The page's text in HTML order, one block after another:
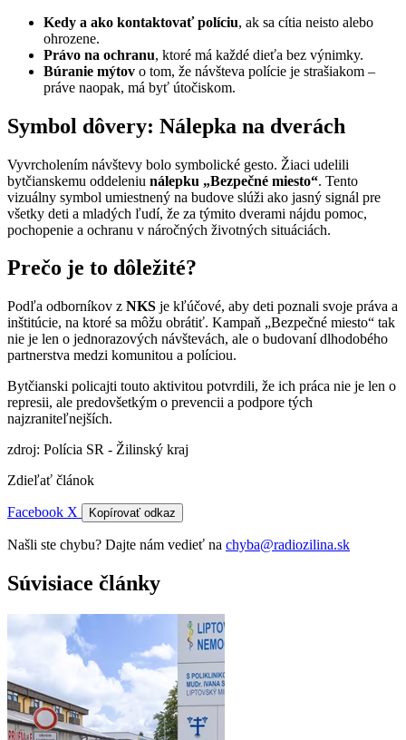
Kedy a ako kontaktovať políciu, ak sa cítia neisto alebo
ohrozene.
Právo na ochranu, ktoré má každé dieťa bez výnimky.
Búranie mýtov o tom, že návšteva polície je strašiakom –
práve naopak, má byť útočiskom.
Symbol dôvery: Nálepka na dverách
Vyvrcholením návštevy bolo symbolické gesto. Žiaci udelili
bytčianskemu oddeleniu nálepku „Bezpečné miesto“. Tento
vizuálny symbol umiestnený na budove slúži ako jasný signál pre
všetky deti a mladých ľudí, že za týmito dverami nájdu pomoc,
pochopenie a ochranu v náročných životných situáciách.
Prečo je to dôležité?
Podľa odborníkov z NKS je kľúčové, aby deti poznali svoje práva a
inštitúcie, na ktoré sa môžu obrátiť. Kampaň „Bezpečné miesto“ tak
nie je len o jednorazových návštevách, ale o budovaní dlhodobého
partnerstva medzi komunitou a políciou.
Bytčianski policajti touto aktivitou potvrdili, že ich práca nie je len o
represii, ale predovšetkým o prevencii a podpore tých
najzraniteľnejších.
zdroj: Polícia SR - Žilinský kraj
Zdieľať článok
Facebook X Kopírovať odkaz
Našli ste chybu? Dajte nám vedieť na chyba@radiozilina.sk
Súvisiace články